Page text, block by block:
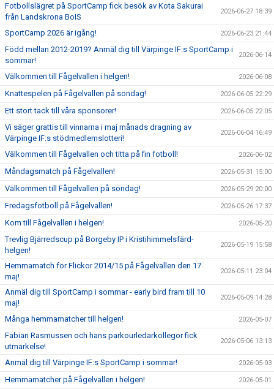
Fotbollslägret på SportCamp fick besök av Kota Sakurai
från Landskrona BoIS
2026-06-27 18:39
SportCamp 2026 är igång! 2026-06-23 21:44
Född mellan 2012-2019? Anmäl dig till Värpinge IF:s SportCamp i
sommar!
2026-06-14
Välkommen till Fågelvallen i helgen! 2026-06-08
Knattespelen på Fågelvallen på söndag! 2026-06-05 22:29
Ett stort tack till våra sponsorer! 2026-06-05 22:05
Vi säger grattis till vinnarna i maj månads dragning av
Värpinge IF:s stödmedlemslotteri!
2026-06-04 16:49
Välkommen till Fågelvallen och titta på fin fotboll! 2026-06-02
Måndagsmatch på Fågelvallen! 2026-05-31 15:00
Välkommen till Fågelvallen på söndag! 2026-05-29 20:00
Fredagsfotboll på Fågelvallen! 2026-05-26 17:37
Kom till Fågelvallen i helgen! 2026-05-20
Trevlig Bjärredscup på Borgeby IP i Kristihimmelsfärd-
helgen!
2026-05-19 15:58
Hemmamatch för Flickor 2014/15 på Fågelvallen den 17
maj!
2026-05-11 23:04
Anmäl dig till SportCamp i sommar - early bird fram till 10
maj!
2026-05-09 14:28
Många hemmamatcher till helgen! 2026-05-07
Fabian Rasmussen och hans parkourledarkollegor fick
utmärkelse!
2026-05-06 13:13
Anmäl dig till Värpinge IF:s SportCamp i sommar! 2026-05-03
Hemmamatcher på Fågelvallen i helgen! 2026-05-01